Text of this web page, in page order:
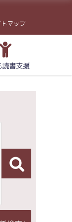
トマップ
読書支援